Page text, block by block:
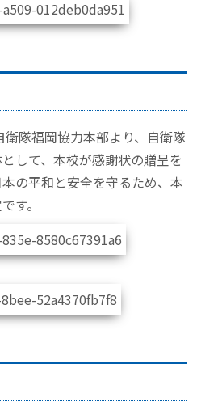
隊福岡協力本部より、自衛隊
して、本校が感謝状の贈呈を
の平和と安全を守るため、本
す。